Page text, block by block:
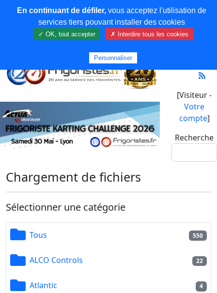
[Visiteur -
Votre
compte]
Recherche
Chargement de fichiers
Sélectionner une catégorie
Tous 550
ALCO Controls 22
Atlantic 4
En continuant de défiler,vous acceptez l'utilisation de
services tiers pouvant installer des cookies
✓ OK, tout accepter ✗ Interdire tous les cookies
Personnaliser